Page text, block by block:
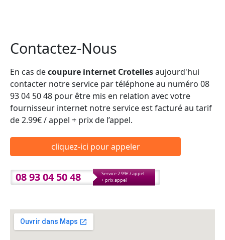
Contactez-Nous
En cas decoupure internet Crotellesaujourd'hui
contacter notre service par téléphone au numéro 08
93 04 50 48 pour être mis en relation avec votre
fournisseur internet notre service est facturé au tarif
de 2.99€ / appel + prix de l’appel.
cliquez-ici pour appeler
08 93 04 50 48
Service 2.99€ / appel
+ prix appel